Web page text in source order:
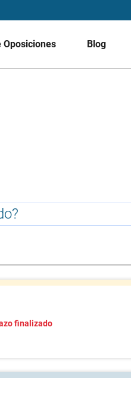
Oposiciones Blog
finalizado